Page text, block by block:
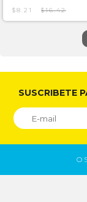
$8.21 $16.42
SUSCRIBETE
O